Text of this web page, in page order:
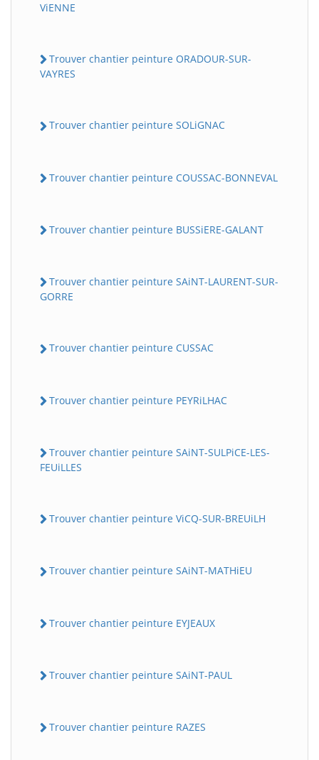
ViENNE
Trouver chantier peinture ORADOUR-SUR-
VAYRES
Trouver chantier peinture SOLiGNAC
Trouver chantier peinture COUSSAC-BONNEVAL
Trouver chantier peinture BUSSiERE-GALANT
Trouver chantier peinture SAiNT-LAURENT-SUR-
GORRE
Trouver chantier peinture CUSSAC
Trouver chantier peinture PEYRiLHAC
Trouver chantier peinture SAiNT-SULPiCE-LES-
FEUiLLES
Trouver chantier peinture ViCQ-SUR-BREUiLH
Trouver chantier peinture SAiNT-MATHiEU
Trouver chantier peinture EYJEAUX
Trouver chantier peinture SAiNT-PAUL
Trouver chantier peinture RAZES